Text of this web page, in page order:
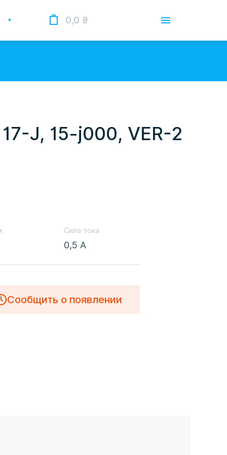
0,0 ₴
Доставка
Оплата
О магазине
J, 15-j000, VER-2
Сила тока
0,5 А
Сообщить о появлении